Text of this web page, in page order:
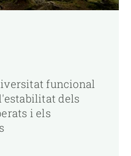
funcional
dels
i els